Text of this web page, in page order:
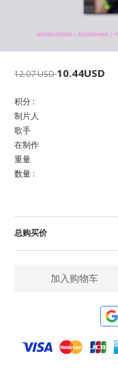
12.07 USD10.44USD
积分 :
制片人
歌手
在制作
重量
数量 :
总购买价
加入购物车